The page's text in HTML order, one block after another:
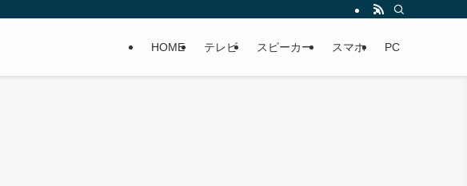
HOME テレビ スピーカー スマホ PC